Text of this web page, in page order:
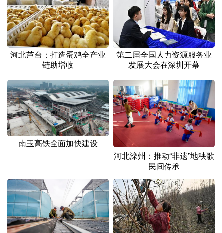
河北芦台：打造蛋鸡全产业
链助增收
第二届全国人力资源服务业
发展大会在深圳开幕
南玉高铁全面加快建设
河北滦州：推动“非遗”地秧歌
民间传承